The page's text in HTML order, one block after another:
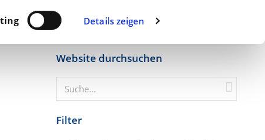
Details zeigen
Website durchsuchen
Filter